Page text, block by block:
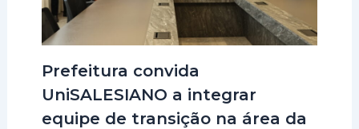
Prefeitura convida
UniSALESIANO a integrar
equipe de transição na área da